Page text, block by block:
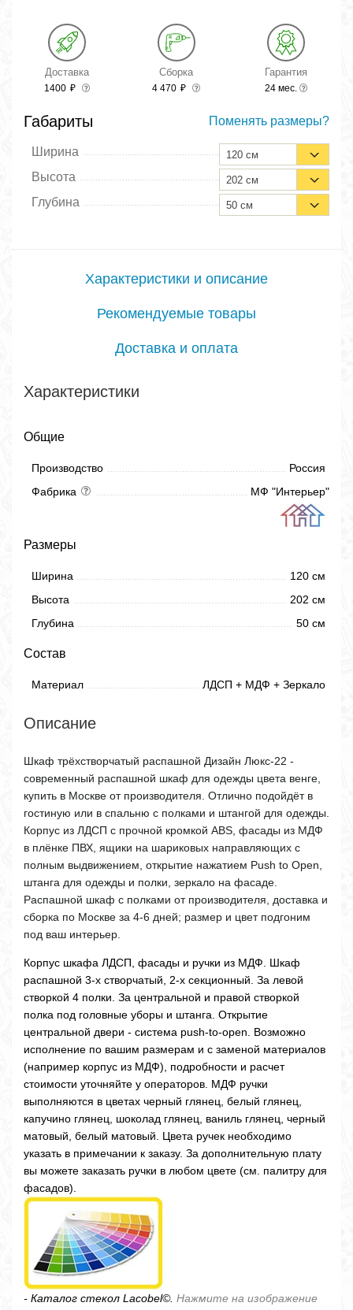
Доставка
1400 ₽
Сборка
4 470 ₽
Гарантия
24 мес.
Габариты Поменять размеры?
Ширина 120 см
Высота 202 см
Глубина 50 см
Характеристики и описание
Рекомендуемые товары
Доставка и оплата
Характеристики
Общие
Производство
Россия
Фабрика
МФ "Интерьер"
Размеры
Ширина
120 см
Высота
202 см
Глубина
50 см
Состав
Материал ЛДСП + МДФ + Зеркало
Описание
Шкаф трёхстворчатый распашной Дизайн Люкс-22 -
современный распашной шкаф для одежды цвета венге,
купить в Москве от производителя. Отлично подойдёт в
гостиную или в спальню с полками и штангой для одежды.
Корпус из ЛДСП с прочной кромкой ABS, фасады из МДФ
в плёнке ПВХ, ящики на шариковых направляющих с
полным выдвижением, открытие нажатием Push to Open,
штанга для одежды и полки, зеркало на фасаде.
Распашной шкаф с полками от производителя, доставка и
сборка по Москве за 4-6 дней; размер и цвет подгоним
под ваш интерьер.
Корпус шкафа ЛДСП, фасады и ручки из МДФ. Шкаф
распашной 3-х створчатый, 2-х секционный. За левой
створкой 4 полки. За центральной и правой створкой
полка под головные уборы и штанга. Открытие
центральной двери - система push-to-open. Возможно
исполнение по вашим размерам и с заменой материалов
(например корпус из МДФ), подробности и расчет
стоимости уточняйте у операторов. МДФ ручки
выполняются в цветах черный глянец, белый глянец,
капучино глянец, шоколад глянец, ваниль глянец, черный
матовый, белый матовый. Цвета ручек необходимо
указать в примечании к заказу. За дополнительную плату
вы можете заказать ручки в любом цвете (см. палитру для
фасадов).
- Каталог стекол Lacobel©. Нажмите на изображение